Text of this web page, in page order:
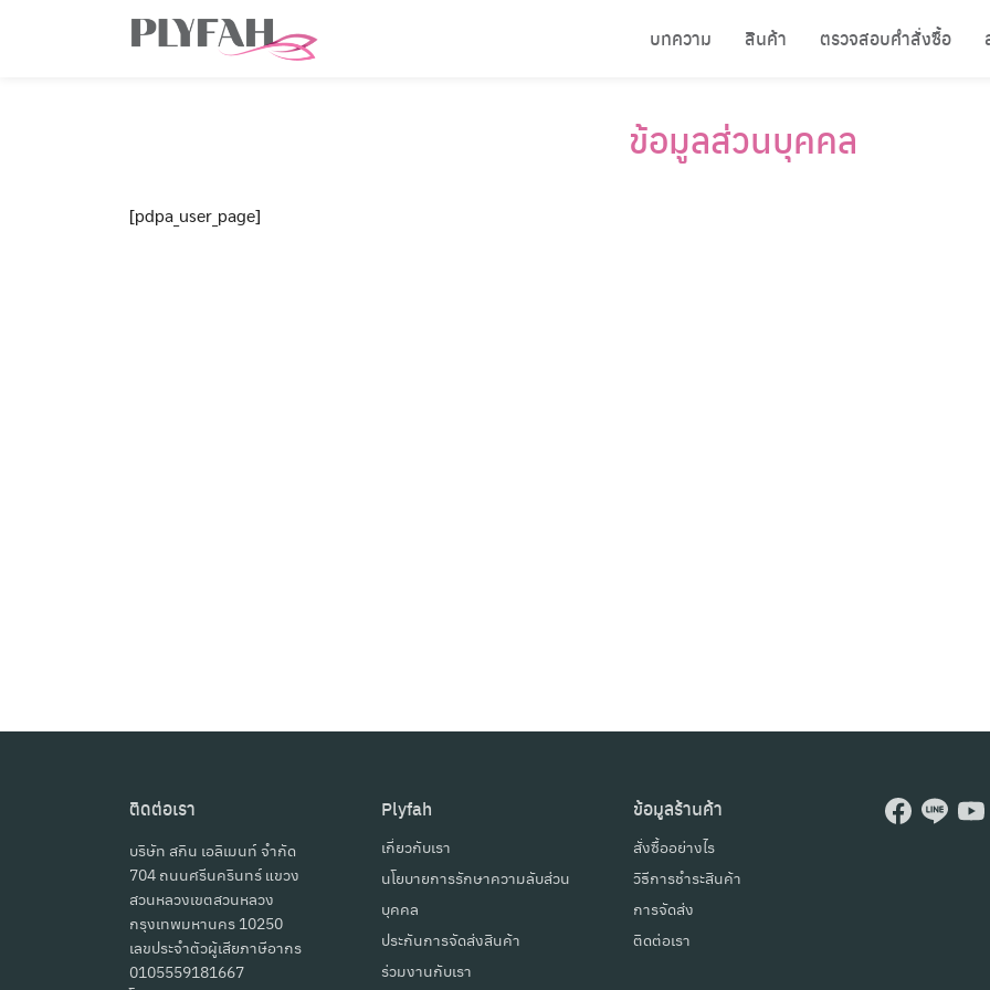
บทความ สินค้า ตรวจสอบคำสั่งซื้อ
ข้อมูลส่วนบุคคล
[pdpa_user_page]
ติดต่อเรา
บริษัท สกิน เอลิเมนท์ จำกัด
704 ถนนศรีนครินทร์ แขวง
สวนหลวงเขตสวนหลวง
กรุงเทพมหานคร 10250
เลขประจำตัวผู้เสียภาษีอากร
0105559181667
Plyfah
เกี่ยวกับเรา
นโยบายการรักษาความลับส่วน
บุคคล
ประกันการจัดส่งสินค้า
ร่วมงานกับเรา
ข้อมูลร้านค้า
สั่งซื้ออย่างไร
วิธีการชำระสินค้า
การจัดส่ง
ติดต่อเรา